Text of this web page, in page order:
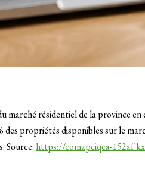
résidentiel de la province en
des propriétés disponibles sur le
Source: https://comapciqca-